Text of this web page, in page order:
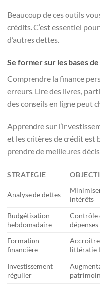
Beaucoup de ces outils
crédits. C’est essentiel
d’autres dettes.
Se former sur les bases
Comprendre la finance
erreurs. Lire des livres,
des conseils en ligne peut
Apprendre sur
et les critères de crédit est
prendre de meilleures
STRATÉGIE
Analyse de dettes
intérêts
Budgétisation
hebdomadaire
Contrôle
dépenses
Formation
financière
littératie
Investissement
régulier